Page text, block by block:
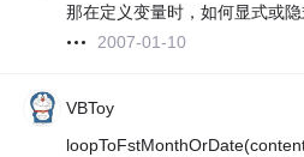
那在定义变量时，如何显式或
2007-01-10
VBToy